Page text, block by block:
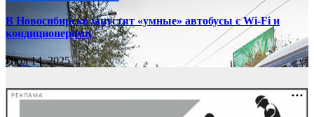
В Новосибирске запустят «умные» автобусы с Wi-Fi и
кондиционерами
Июл 14, 2025
РЕКЛАМА